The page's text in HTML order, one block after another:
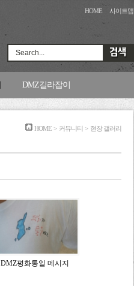
HOME 사이트맵
Search...
DMZ길라잡이
HOME > 커뮤니티 > 현장 갤러리
DMZ평화통일 메시지